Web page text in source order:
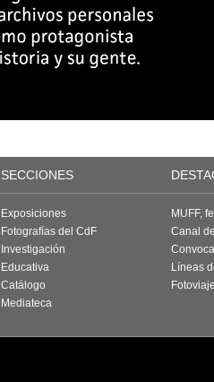
SECCIONES
Exposiciones
Fotografías del CdF
Investigación
Educativa
Catálogo
Mediateca
MUFF,
Canal
Líneas